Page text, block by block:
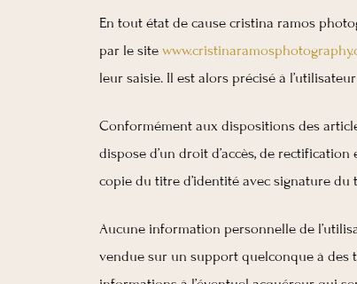
En tout état de cause cristina ramos
par le site
leur saisie. Il est alors précisé à
Conformément aux dispositions des
dispose d’un droit d’accès, de
copie du titre d’identité avec signature du
Aucune information personnelle de
vendue sur un support quelconque à des